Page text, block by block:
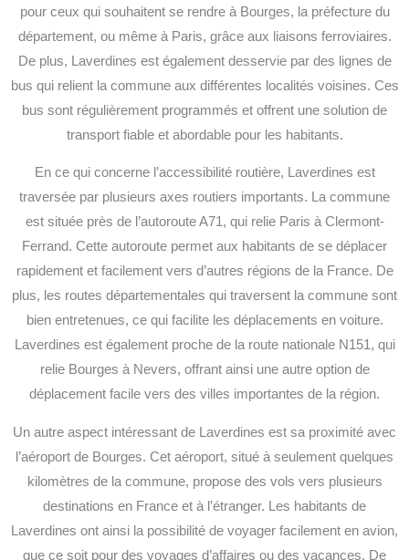
pour ceux qui souhaitent se rendre à Bourges, la préfecture du
département, ou même à Paris, grâce aux liaisons ferroviaires.
De plus, Laverdines est également desservie par des lignes de
bus qui relient la commune aux différentes localités voisines. Ces
bus sont régulièrement programmés et offrent une solution de
transport fiable et abordable pour les habitants.
En ce qui concerne l’accessibilité routière, Laverdines est
traversée par plusieurs axes routiers importants. La commune
est située près de l’autoroute A71, qui relie Paris à Clermont-
Ferrand. Cette autoroute permet aux habitants de se déplacer
rapidement et facilement vers d’autres régions de la France. De
plus, les routes départementales qui traversent la commune sont
bien entretenues, ce qui facilite les déplacements en voiture.
Laverdines est également proche de la route nationale N151, qui
relie Bourges à Nevers, offrant ainsi une autre option de
déplacement facile vers des villes importantes de la région.
Un autre aspect intéressant de Laverdines est sa proximité avec
l’aéroport de Bourges. Cet aéroport, situé à seulement quelques
kilomètres de la commune, propose des vols vers plusieurs
destinations en France et à l’étranger. Les habitants de
Laverdines ont ainsi la possibilité de voyager facilement en avion,
que ce soit pour des voyages d’affaires ou des vacances. De